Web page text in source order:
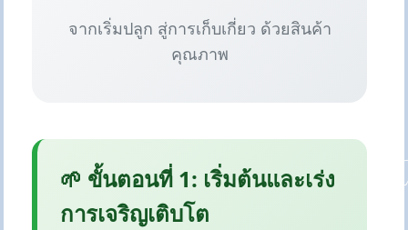
จากเริ่มปลูก สู่การเก็บเกี่ยว ด้วยสินค้า
คุณภาพ
🌱 ขั้นตอนที่ 1: เริ่มต้นและเร่ง
การเจริญเติบโต